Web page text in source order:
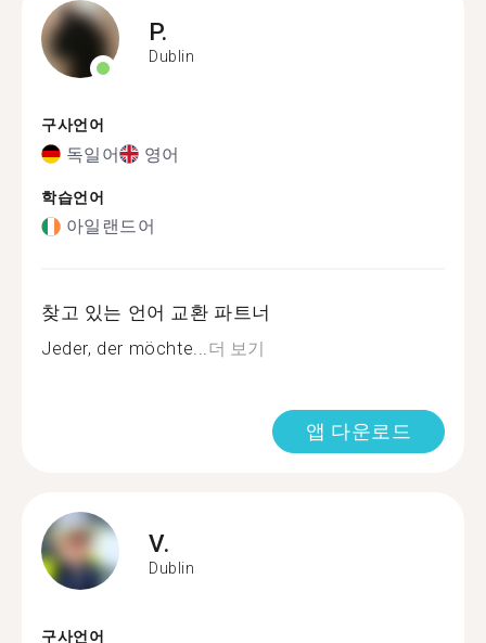
P.
Dublin
구사언어
독일어 영어
학습언어
아일랜드어
찾고 있는 언어 교환 파트너
Jeder, der möchte...더 보기
앱 다운로드
V.
Dublin
구사언어